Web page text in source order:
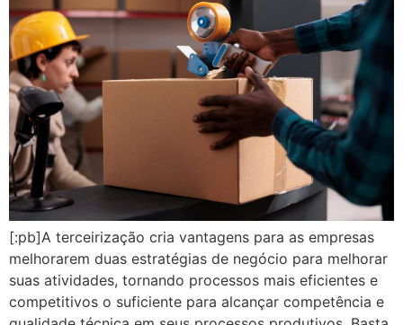
[:pb]A terceirização cria vantagens para as empresas
melhorarem duas estratégias de negócio para melhorar
suas atividades, tornando processos mais eficientes e
competitivos o suficiente para alcançar competência e